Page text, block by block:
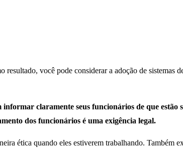
você pode considerar a adoção de sistemas
claramente seus funcionários de que estão
dos funcionários é uma exigência legal.
ética quando eles estiverem trabalhando. Também